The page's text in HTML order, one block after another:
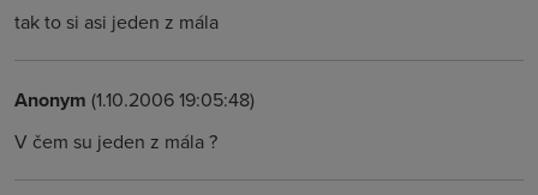
tak to si asi jeden z mála
Anonym (1.10.2006 19:05:48)
V čem su jeden z mála ?